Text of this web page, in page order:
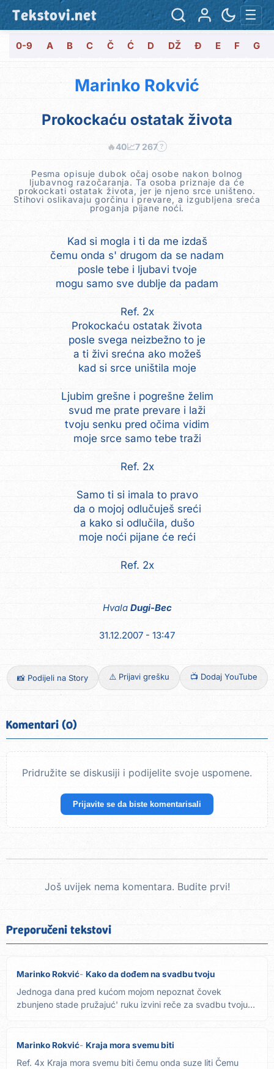
Tekstovi.net ☰
0-9 A B C Č Ć D DŽ Đ E F G
Marinko Rokvić
Prokockaću ostatak života
🔥40📈7 267 ?
Pesma opisuje dubok očaj osobe nakon bolnog
ljubavnog razočaranja. Ta osoba priznaje da će
prokockati ostatak života, jer je njeno srce uništeno.
Stihovi oslikavaju gorčinu i prevare, a izgubljena sreća
proganja pijane noći.
Kad si mogla i ti da me izdaš
čemu onda s' drugom da se nadam
posle tebe i ljubavi tvoje
mogu samo sve dublje da padam
Ref. 2x
Prokockaću ostatak života
posle svega neizbežno to je
a ti živi srećna ako možeš
kad si srce uništila moje
Ljubim grešne i pogrešne želim
svud me prate prevare i laži
tvoju senku pred očima vidim
moje srce samo tebe traži
Ref. 2x
Samo ti si imala to pravo
da o mojoj odlučuješ sreći
a kako si odlučila, dušo
moje noći pijane će reći
Ref. 2x
Hvala Dugi-Bec
31.12.2007 - 13:47
📸 Podijeli na Story ⚠️ Prijavi grešku 📺 Dodaj YouTube
Komentari (0)
Pridružite se diskusiji i podijelite svoje uspomene.
Prijavite se da biste komentarisali
Još uvijek nema komentara. Budite prvi!
Preporučeni tekstovi
Marinko Rokvić Kako da dođem na svadbu tvoju
Jednoga dana pred kućom mojom nepoznat čovek
zbunjeno stade pružajuć' ruku izvini reče za svadbu tvoju
Marinko Rokvić Kraja mora svemu biti
Ref. 4x Kraja mora svemu biti čemu onda suze liti Čemu